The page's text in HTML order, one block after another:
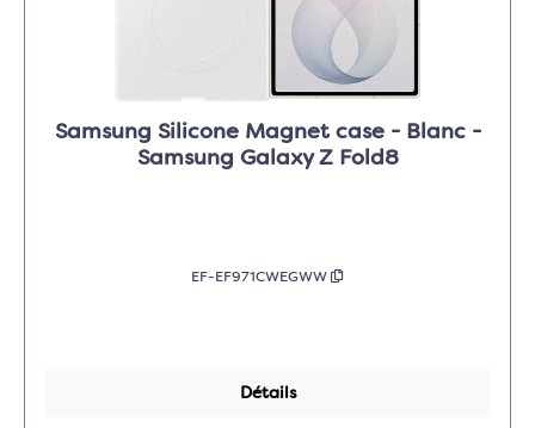
Samsung Silicone Magnet case - Blanc -
Samsung Galaxy Z Fold8
EF-EF971CWEGWW
Détails